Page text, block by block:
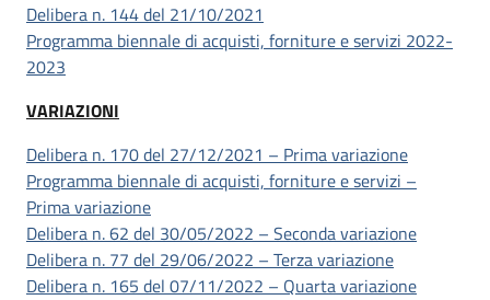
Delibera n. 144 del 21/10/2021
Programma biennale di acquisti, forniture e servizi 2022-
2023
VARIAZIONI
Delibera n. 170 del 27/12/2021 – Prima variazione
Programma biennale di acquisti, forniture e servizi –
Prima variazione
Delibera n. 62 del 30/05/2022 – Seconda variazione
Delibera n. 77 del 29/06/2022 – Terza variazione
Delibera n. 165 del 07/11/2022 – Quarta variazione